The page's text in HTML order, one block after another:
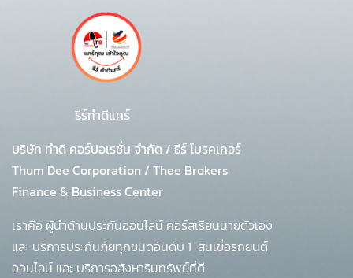
ธีร์ทำดีแคร์
บริษัท ทำดี คอร์ปอเรชั่น จำกัด / ธีร์ โบรคเกอร์
Thum Dee Corporation / Thee Brokers
Finance & Business Center
เราคือ ผู้นำด้านประกันออนไลน์ คอร์สเรียนนายตัวเอง
และ บริการประกันภัยทุกชนิดอันดับ 1 สินเชื่อรถยนต์
ออนไลน์ และ บริการอสังหาริมทรัพย์ที่ดี